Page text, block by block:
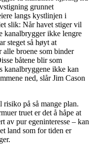
grunnet
langs kystlinjen i
slik: Når havet stiger vil
kanalbrygger ikke lengre
steget så høyt at
alle broene som binder
båtene blir som
kanalbryggene ikke kan
ned, slår Jim Cason
på så mange plan.
truet er det å håpe at
av pur egeninteresse – kan
land som for tiden er